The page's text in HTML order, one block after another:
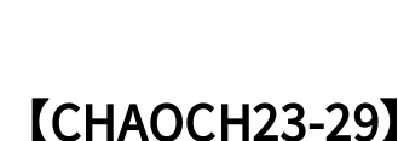
【CHAOCH23-29】